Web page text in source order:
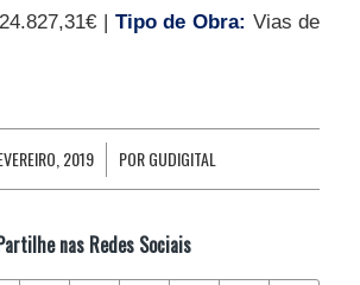
| Tipo de Obra: Vias de
2019
/ PORGUDIGITAL
nas Redes Sociais